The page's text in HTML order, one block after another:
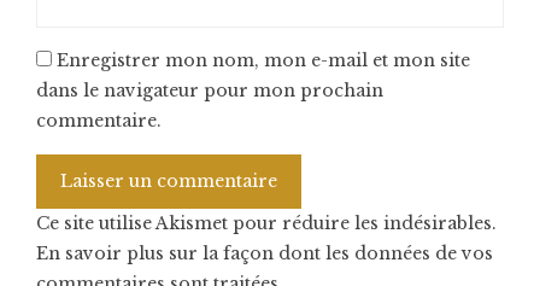
Enregistrer mon nom, mon e-mail et mon site
dans le navigateur pour mon prochain
commentaire.
Ce site utilise Akismet pour réduire les indésirables.
En savoir plus sur la façon dont les données de vos